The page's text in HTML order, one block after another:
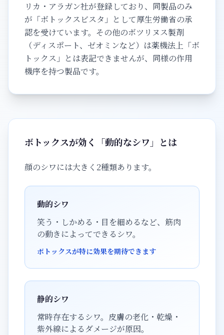
リカ・アラガン社が登録しており、同製品のみ
が「ボトックスビスタ」として厚生労働省の承
認を受けています。その他のボツリヌス製剤
（ディスポート、ゼオミンなど）は薬機法上「ボ
トックス」とは表記できませんが、同様の作用
機序を持つ製品です。
ボトックスが効く「動的なシワ」とは
顔のシワには大きく2種類あります。
動的シワ
笑う・しかめる・目を細めるなど、筋肉
の動きによってできるシワ。
ボトックスが特に効果を期待できます
静的シワ
常時存在するシワ。皮膚の老化・乾燥・
紫外線によるダメージが原因。